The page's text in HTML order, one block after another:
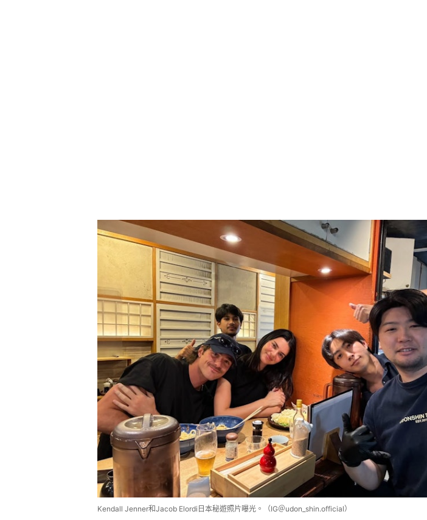
Kendall Jenner和Jacob Elordi日本秘遊照片曝光。（IG＠udon_shin.official）